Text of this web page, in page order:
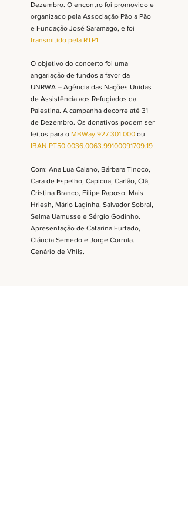
Dezembro. O encontro foi promovido e
organizado pela Associação Pão a Pão
e Fundação José Saramago, e foi
transmitido pela RTP1.
O objetivo do concerto foi uma
angariação de fundos a favor da
UNRWA – Agência das Nações Unidas
de Assistência aos Refugiados da
Palestina. A campanha decorre até 31
de Dezembro. Os donativos podem ser
feitos para o MBWay 927 301 000 ou
IBAN PT50.0036.0063.99100091709.19
Com: Ana Lua Caiano, Bárbara Tinoco,
Cara de Espelho, Capicua, Carlão, Clã,
Cristina Branco, Filipe Raposo, Mais
Hriesh, Mário Laginha, Salvador Sobral,
Selma Uamusse e Sérgio Godinho.
Apresentação de Catarina Furtado,
Cláudia Semedo e Jorge Corrula.
Cenário de Vhils.